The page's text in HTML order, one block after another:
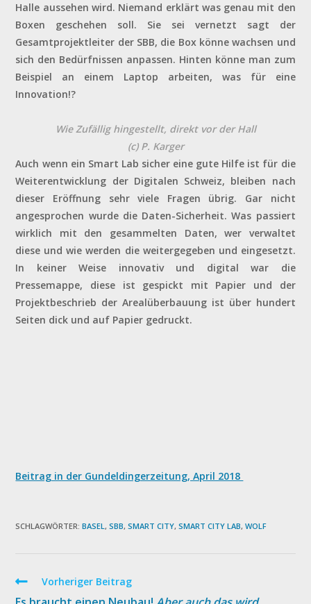
Halle aussehen wird. Niemand erklärt was genau mit den
Boxen geschehen soll. Sie sei vernetzt sagt der
Gesamtprojektleiter der SBB, die Box könne wachsen und
sich den Bedürfnissen anpassen. Hinten könne man zum
Beispiel an einem Laptop arbeiten, was für eine
Innovation!?
Wie Zufällig hingestellt, direkt vor der Hall
(c) P. Karger
Auch wenn ein Smart Lab sicher eine gute Hilfe ist für die
Weiterentwicklung der Digitalen Schweiz, bleiben nach
dieser Eröffnung sehr viele Fragen übrig. Gar nicht
angesprochen wurde die Daten-Sicherheit. Was passiert
wirklich mit den gesammelten Daten, wer verwaltet
diese und wie werden die weitergegeben und eingesetzt.
In keiner Weise innovativ und digital war die
Pressemappe, diese ist gespickt mit Papier und der
Projektbeschrieb der Arealüberbauung ist über hundert
Seiten dick und auf Papier gedruckt.
Beitrag in der Gundeldingerzeitung, April 2018
SCHLAGWÖRTER:BASEL, SBB, SMART CITY, SMART CITY LAB, WOLF
WeitereVorheriger Beitrag